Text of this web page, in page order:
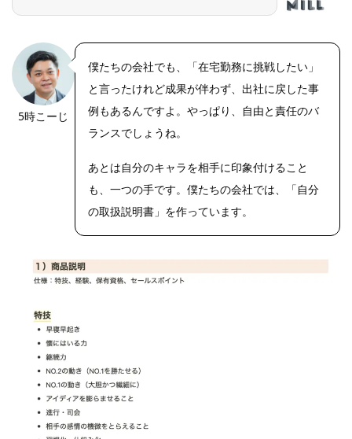
5時こーじ
僕たちの会社でも、「在宅勤務に挑戦したい」
と言ったけれど成果が伴わず、出社に戻した事
例もあるんですよ。やっぱり、自由と責任のバ
ランスでしょうね。
あとは自分のキャラを相手に印象付けること
も、一つの手です。僕たちの会社では、「自分
の取扱説明書」を作っています。